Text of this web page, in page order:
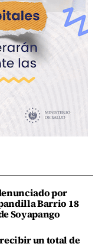
por
Barrio 18
Soyapango
un total de